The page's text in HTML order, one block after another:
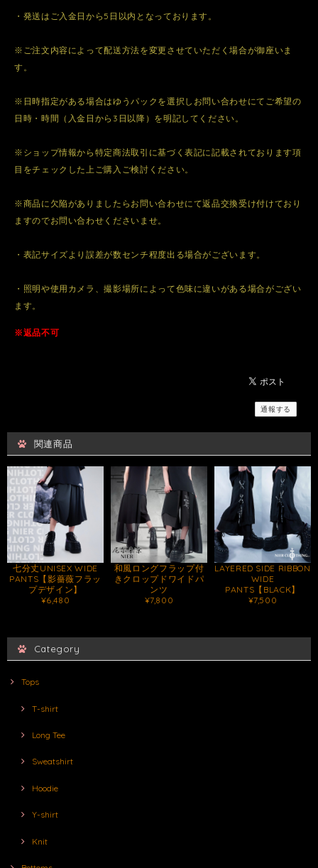
・発送はご入金日から5日以内となっております。
※ご注文内容によって配送方法を変更させていただく場合が御座いま
す。
※日時指定がある場合はゆうパックを選択しお問い合わせにてご希望の
日時・時間（入金日から3日以降）を明記してください。
※ショップ情報から特定商法取引に基づく表記に記載されております項
目をチェックした上ご購入ご検討ください。
※商品に欠陥がありましたらお問い合わせにて返品交換受け付けており
ますのでお問い合わせくださいませ。
・表記サイズより誤差が数センチ程度出る場合がございます。
・照明や使用カメラ、撮影場所によって色味に違いがある場合がござい
ます。
※返品不可
通報する
関連商品
七分丈UNISEX WIDE
PANTS【影薔薇フラッ
プデザイン】
¥6,480
和風ロングフラップ付
きクロップドワイドパ
ンツ
¥7,800
LAYERED SIDE RIBBON
WIDE
PANTS【BLACK】
¥7,500
Category
Tops
T-shirt
Long Tee
Sweatshirt
Hoodie
Y-shirt
Knit